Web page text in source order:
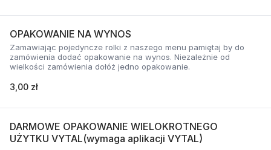
OPAKOWANIE NA WYNOS
Zamawiając pojedyncze rolki z naszego menu pamiętaj by do
zamówienia dodać opakowanie na wynos. Niezależnie od
wielkości zamówienia dołóż jedno opakowanie.
3,00 zł
DARMOWE OPAKOWANIE WIELOKROTNEGO
UŻYTKU VYTAL(wymaga aplikacji VYTAL)